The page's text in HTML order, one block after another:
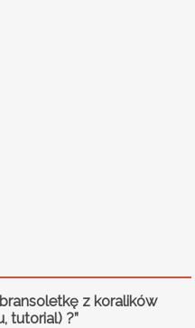
z koralików
tutorial) ?”